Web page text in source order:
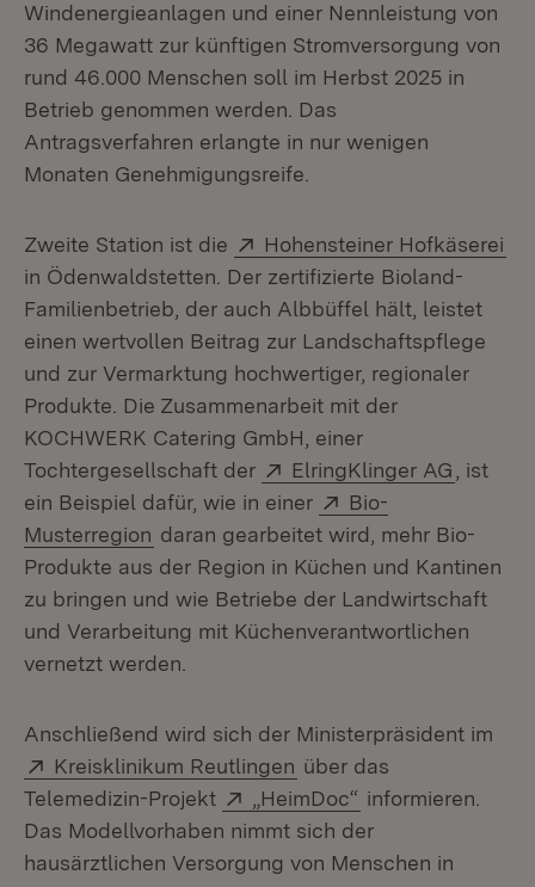
Windenergieanlagen und einer Nennleistung von
36 Megawatt zur künftigen Stromversorgung von
rund 46.000 Menschen soll im Herbst 2025 in
Betrieb genommen werden. Das
Antragsverfahren erlangte in nur wenigen
Monaten Genehmigungsreife.
Zweite Station ist die Extern:
Hohensteiner Hofkäserei
in Ödenwaldstetten. Der zertifizierte Bioland-
Familienbetrieb, der auch Albbüffel hält, leistet
einen wertvollen Beitrag zur Landschaftspflege
und zur Vermarktung hochwertiger, regionaler
Produkte. Die Zusammenarbeit mit der
KOCHWERK Catering GmbH, einer
Tochtergesellschaft der
Extern:
ElringKlinger AG (Öffnet
, ist
ein Beispiel dafür, wie in einer
Extern:
Bio-
Musterregion (Öffnet in neuem Fenster)
daran gearbeitet wird, mehr Bio-
Produkte aus der Region in Küchen und Kantinen
zu bringen und wie Betriebe der Landwirtschaft
und Verarbeitung mit Küchenverantwortlichen
vernetzt werden.
Anschließend wird sich der Ministerpräsident im
Extern:
Kreisklinikum Reutlingen (Öffnet in neuem
über das
Telemedizin-Projekt
Extern:
„HeimDoc“ (Öffnet in neuem
informieren.
Das Modellvorhaben nimmt sich der
hausärztlichen Versorgung von Menschen in